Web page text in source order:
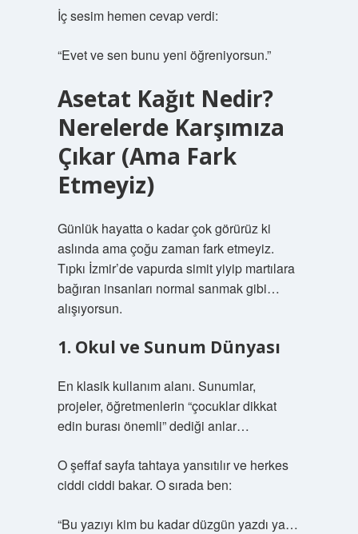
İç sesim hemen cevap verdi:
“Evet ve sen bunu yeni öğreniyorsun.”
Asetat Kağıt Nedir?
Nerelerde Karşımıza
Çıkar (Ama Fark
Etmeyiz)
Günlük hayatta o kadar çok görürüz ki
aslında ama çoğu zaman fark etmeyiz.
Tıpkı İzmir’de vapurda simit yiyip martılara
bağıran insanları normal sanmak gibi…
alışıyorsun.
1. Okul ve Sunum Dünyası
En klasik kullanım alanı. Sunumlar,
projeler, öğretmenlerin “çocuklar dikkat
edin burası önemli” dediği anlar…
O şeffaf sayfa tahtaya yansıtılır ve herkes
ciddi ciddi bakar. O sırada ben:
“Bu yazıyı kim bu kadar düzgün yazdı ya…